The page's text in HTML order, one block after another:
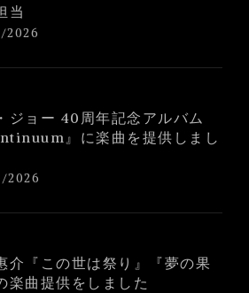
当
2026
ジョー 40周年記念アルバム
』に楽曲を提供しまし
2026
介『この世は祭り』『夢の果
楽曲提供をしました